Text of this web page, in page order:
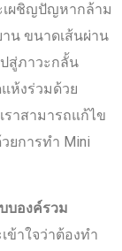
เผชิญปัญหากล้าม
น ขนาดเส้นผ่าน
สู่ภาวะกลั้น
ห้งร่วมด้วย
าสามารถแก้ไข
ยการทำ Mini
บองค์รวม
ข้าใจว่าต้องทำ